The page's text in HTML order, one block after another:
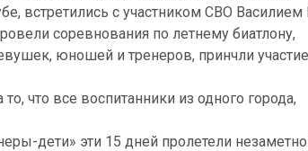
встретились с участником СВО Василием
соревнования по летнему биатлону,
юношей и тренеров, принчли
что все воспитанники из одного города,
дети» эти 15 дней пролетели